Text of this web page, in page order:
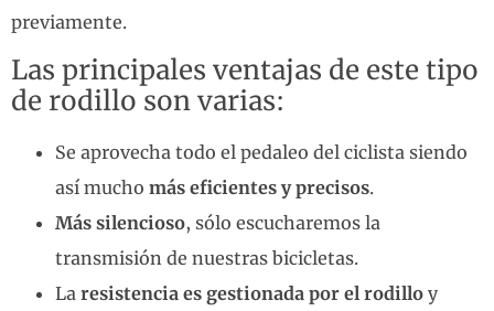
previamente.
Las principales ventajas de este tipo
de rodillo son varias:
Se aprovecha todo el pedaleo del ciclista siendo
así mucho más eficientes y precisos.
Más silencioso, sólo escucharemos la
transmisión de nuestras bicicletas.
La resistencia es gestionada por el rodillo y